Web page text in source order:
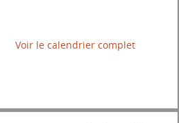
Voir le calendrier complet